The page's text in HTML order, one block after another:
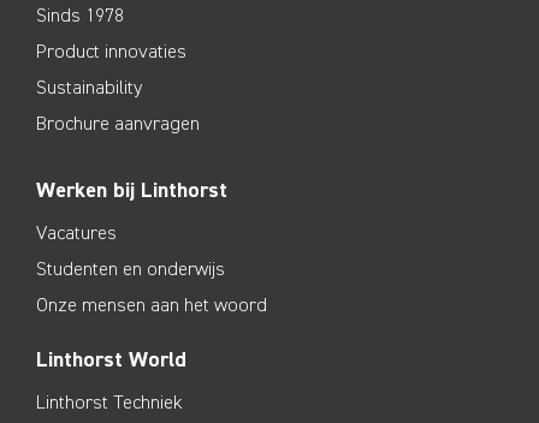
Sinds 1978
Product innovaties
Sustainability
Brochure aanvragen
Werken bij Linthorst
Vacatures
Studenten en onderwijs
Onze mensen aan het woord
Linthorst World
Linthorst Techniek